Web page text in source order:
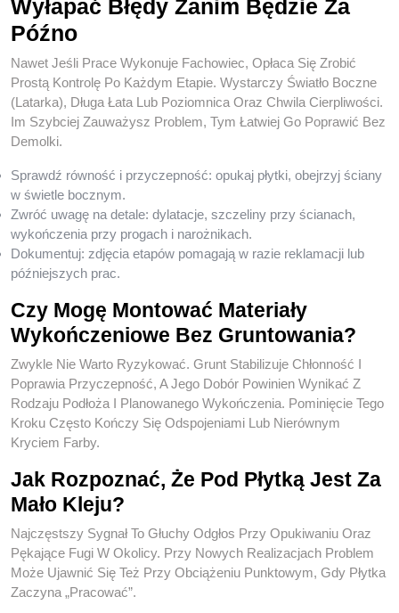
Wyłapać Błędy Zanim Będzie Za
Późno
Nawet Jeśli Prace Wykonuje Fachowiec, Opłaca Się Zrobić
Prostą Kontrolę Po Każdym Etapie. Wystarczy Światło Boczne
(latarka), Długa Łata Lub Poziomnica Oraz Chwila Cierpliwości.
Im Szybciej Zauważysz Problem, Tym Łatwiej Go Poprawić Bez
Demolki.
Sprawdź równość i przyczepność: opukaj płytki, obejrzyj ściany
w świetle bocznym.
Zwróć uwagę na detale: dylatacje, szczeliny przy ścianach,
wykończenia przy progach i narożnikach.
Dokumentuj: zdjęcia etapów pomagają w razie reklamacji lub
późniejszych prac.
Czy Mogę Montować Materiały
Wykończeniowe Bez Gruntowania?
Zwykle Nie Warto Ryzykować. Grunt Stabilizuje Chłonność I
Poprawia Przyczepność, A Jego Dobór Powinien Wynikać Z
Rodzaju Podłoża I Planowanego Wykończenia. Pominięcie Tego
Kroku Często Kończy Się Odspojeniami Lub Nierównym
Kryciem Farby.
Jak Rozpoznać, Że Pod Płytką Jest Za
Mało Kleju?
Najczęstszy Sygnał To Głuchy Odgłos Przy Opukiwaniu Oraz
Pękające Fugi W Okolicy. Przy Nowych Realizacjach Problem
Może Ujawnić Się Też Przy Obciążeniu Punktowym, Gdy Płytka
Zaczyna „pracować”.